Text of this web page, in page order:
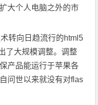
大个人电脑之外的市
转向日趋流行的html5
了大规模调整。调整
产品能运行于苹果各
问世以来就没有对flas